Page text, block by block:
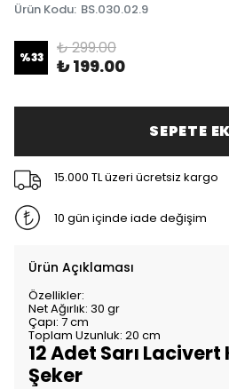
Ürün Kodu: BS.030.02.9
%33 ₺ 299.00
₺ 199.00
SEPETE
15.000 TL üzeri ücretsiz kargo
10 gün içinde iade değişim
Ürün Açıklaması
Özellikler:
Net Ağırlık: 30 gr
Çapı: 7 cm
Toplam Uzunluk: 20 cm
12 Adet Sarı
Şeker